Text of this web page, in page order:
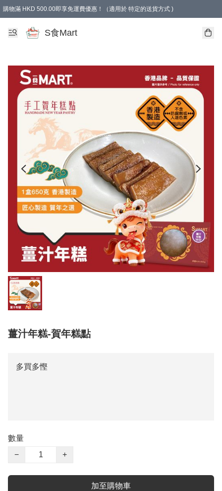
購物滿 HKD 500.00即享免運費優惠！（適用於 特定的送貨方式 )
S食Mart
薑汁年糕-賀年糕點
多買多慳
數量
−
+
加至購物車